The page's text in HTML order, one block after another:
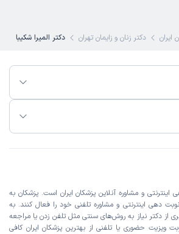
ایران دکتر زنان و زایمان تهران دکتر المیرا شکیبا
اینترنتی و مشاوره آنلاین پزشکان ایران است. پزشکان به
دهی اینترنتی و مشاوره تلفنی خود را فعال کنند. به
از دکتر نیاز به روش‌های سنتی مثل تلفن زدن یا مراجعه
ویزیت حضوری یا تلفنی از بهترین پزشکان ایران کافی